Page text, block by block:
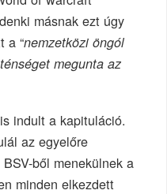
másnak ezt úgy
a “nemzetközi öngól
megunta az
indult a kapituláció.
az egyelőre
ből menekülnek a
minden elkezdett